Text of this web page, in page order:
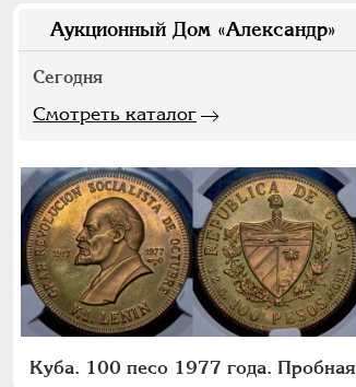
Аукционный Дом «Александр»
Сегодня
Смотреть каталог
Куба. 100 песо 1977 года. Пробная